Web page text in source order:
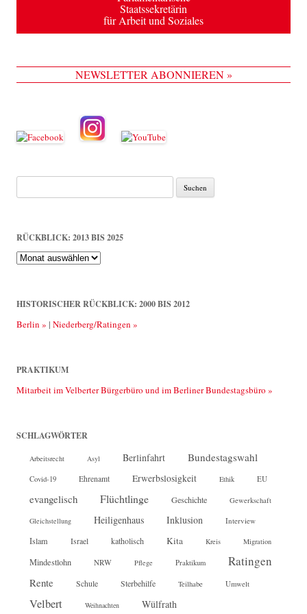
Staatssekretärin
für Arbeit und Soziales
NEWSLETTER ABONNIEREN »
Suche
nach:
RÜCKBLICK: 2013 BIS 2025
Rückblick:
2013
bis
HISTORISCHER RÜCKBLICK: 2000 BIS 2012
Berlin » | Niederberg/Ratingen »
PRAKTIKUM
Mitarbeit im Velberter Bürgerbüro und im Berliner Bundestagsbüro »
SCHLAGWÖRTER
Arbeitsrecht Asyl Berlinfahrt Bundestagswahl
Covid-19 Ehrenamt Erwerbslosigkeit Ethik EU
evangelisch Flüchtlinge Geschichte Gewerkschaft
Gleichstellung Heiligenhaus Inklusion Interview
Islam Israel katholisch Kita Kreis Migration
Mindestlohn NRW Pflege Praktikum Ratingen
Rente Schule Sterbehilfe Teilhabe Umwelt
Velbert Weihnachten Wülfrath